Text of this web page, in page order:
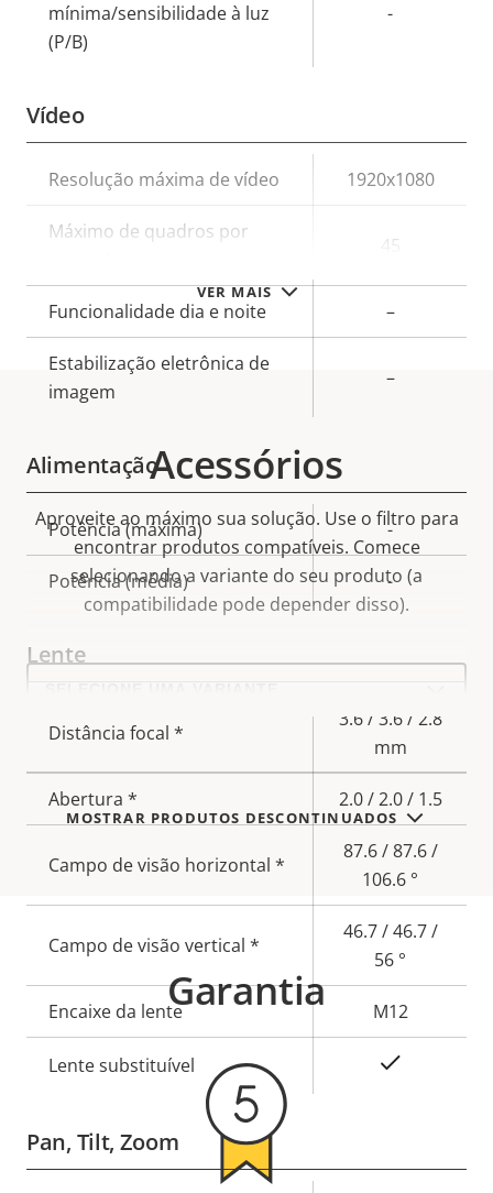
VER MAIS
mínima/sensibilidade à luz
(P/B)
-
Vídeo
Descrição
propriedade
Valor da
propriedade
Resolução máxima de vídeo 1920x1080
Máximo de quadros por
45
Funcionalidade dia e noite –
Estabilização eletrônica de
imagem
–
Alimentação
Descrição
da
propriedade
Valor da
propriedade
Potência (máxima) -
Potência (média) -
Lente
Descrição
da
propriedade
Distância focal *
3.6 / 3.6 / 2.8
mm
Abertura * 2.0 / 2.0 / 1.5
Campo de visão horizontal *
87.6 / 87.6 /
106.6 °
Campo de visão vertical *
46.7 / 46.7 /
56 °
Encaixe da lente M12
Lente substituível
Pan, Tilt, Zoom
Acessórios
Aproveite ao máximo sua solução. Use o filtro para
encontrar produtos compatíveis. Comece
selecionando a variante do seu produto (a
compatibilidade pode depender disso).
Select
variant:
MOSTRAR PRODUTOS DESCONTINUADOS
Garantia